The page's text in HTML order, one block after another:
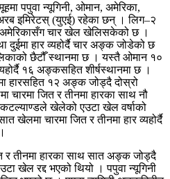
पपुवा न्यूगिनी, ओमान, अमेरिका,
इमिरेटस् (युएई) रहेका छन् । लिग–२
अमेरिकासँग चार खेल खेलिसकेको छ ।
हार व्यहोर्दै चार अङ्क जोडेको छ
छैटौँ स्थानमा छ । यस्तै ओमान १०
१६ अङ्कसहित शीर्षस्थानमा छ ।
हारसहित १२ अङ्क जोड्दै दोस्रो
जित र तीनमा हारका साथ नौ
खेलेको एउटा खेल वर्षाको
खेलमा चारमा जित र तीनमा हार व्यहोर्दै
र तीनमा हारका साथ सात अङ्क जोड्दै
खेल रद्द भएको थियो । पपुवा न्यूगिनी